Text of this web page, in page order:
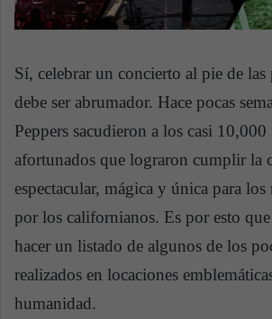
Sí, celebrar un concierto al pie de
debe ser abrumador. Hace pocas
Peppers sacudieron a los casi 10,000
afortunados que lograron cumplir la
espectacular, mágica y única para los
por los californianos. Es por esto
hacer un listado de algunos de los
realizados en locaciones
humanidad.